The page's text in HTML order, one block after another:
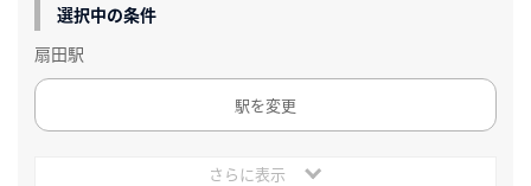
選択中の条件
扇田駅
駅を変更
さらに表示